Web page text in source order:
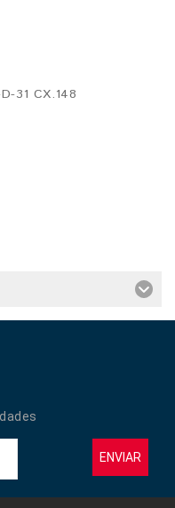
31 CX.148
ENVIAR